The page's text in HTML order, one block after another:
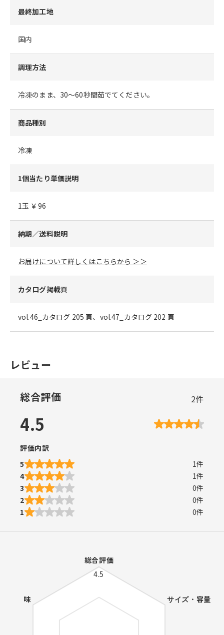
最終加工地
国内
調理方法
冷凍のまま、30～60秒間茹でてください。
商品種別
冷凍
1個当たり単価説明
1玉 ￥96
納期／送料説明
お届けについて詳しくはこちらから ＞＞
カタログ掲載頁
vol.46_カタログ 205 頁、vol.47_カタログ 202 頁
レビュー
総合評価 2件
4.5
評価内訳
5
1件
4
1件
3
0件
2
0件
1
0件